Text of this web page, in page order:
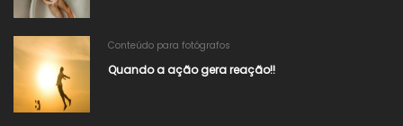
Conteúdo para fotógrafos
Quando a ação gera reação!!